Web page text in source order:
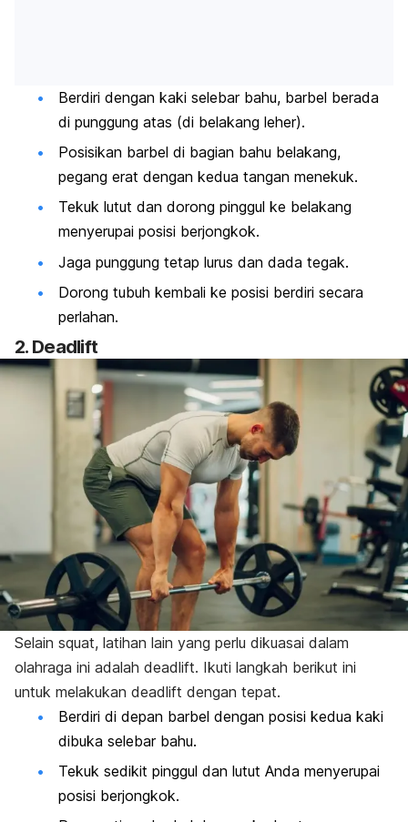
Berdiri dengan kaki selebar bahu, barbel berada
di punggung atas (di belakang leher).
Posisikan barbel di bagian bahu belakang,
pegang erat dengan kedua tangan menekuk.
Tekuk lutut dan dorong pinggul ke belakang
menyerupai posisi berjongkok.
Jaga punggung tetap lurus dan dada tegak.
Dorong tubuh kembali ke posisi berdiri secara
perlahan.
2. Deadlift
Selain squat, latihan lain yang perlu dikuasai dalam
olahraga ini adalah deadlift. Ikuti langkah berikut ini
untuk melakukan deadlift dengan tepat.
Berdiri di depan barbel dengan posisi kedua kaki
dibuka selebar bahu.
Tekuk sedikit pinggul dan lutut Anda menyerupai
posisi berjongkok.